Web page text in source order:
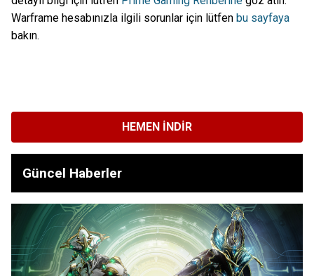
Warframe hesabınızla ilgili sorunlar için lütfen bu sayfaya
bakın.
HEMEN İNDIR
Güncel Haberler